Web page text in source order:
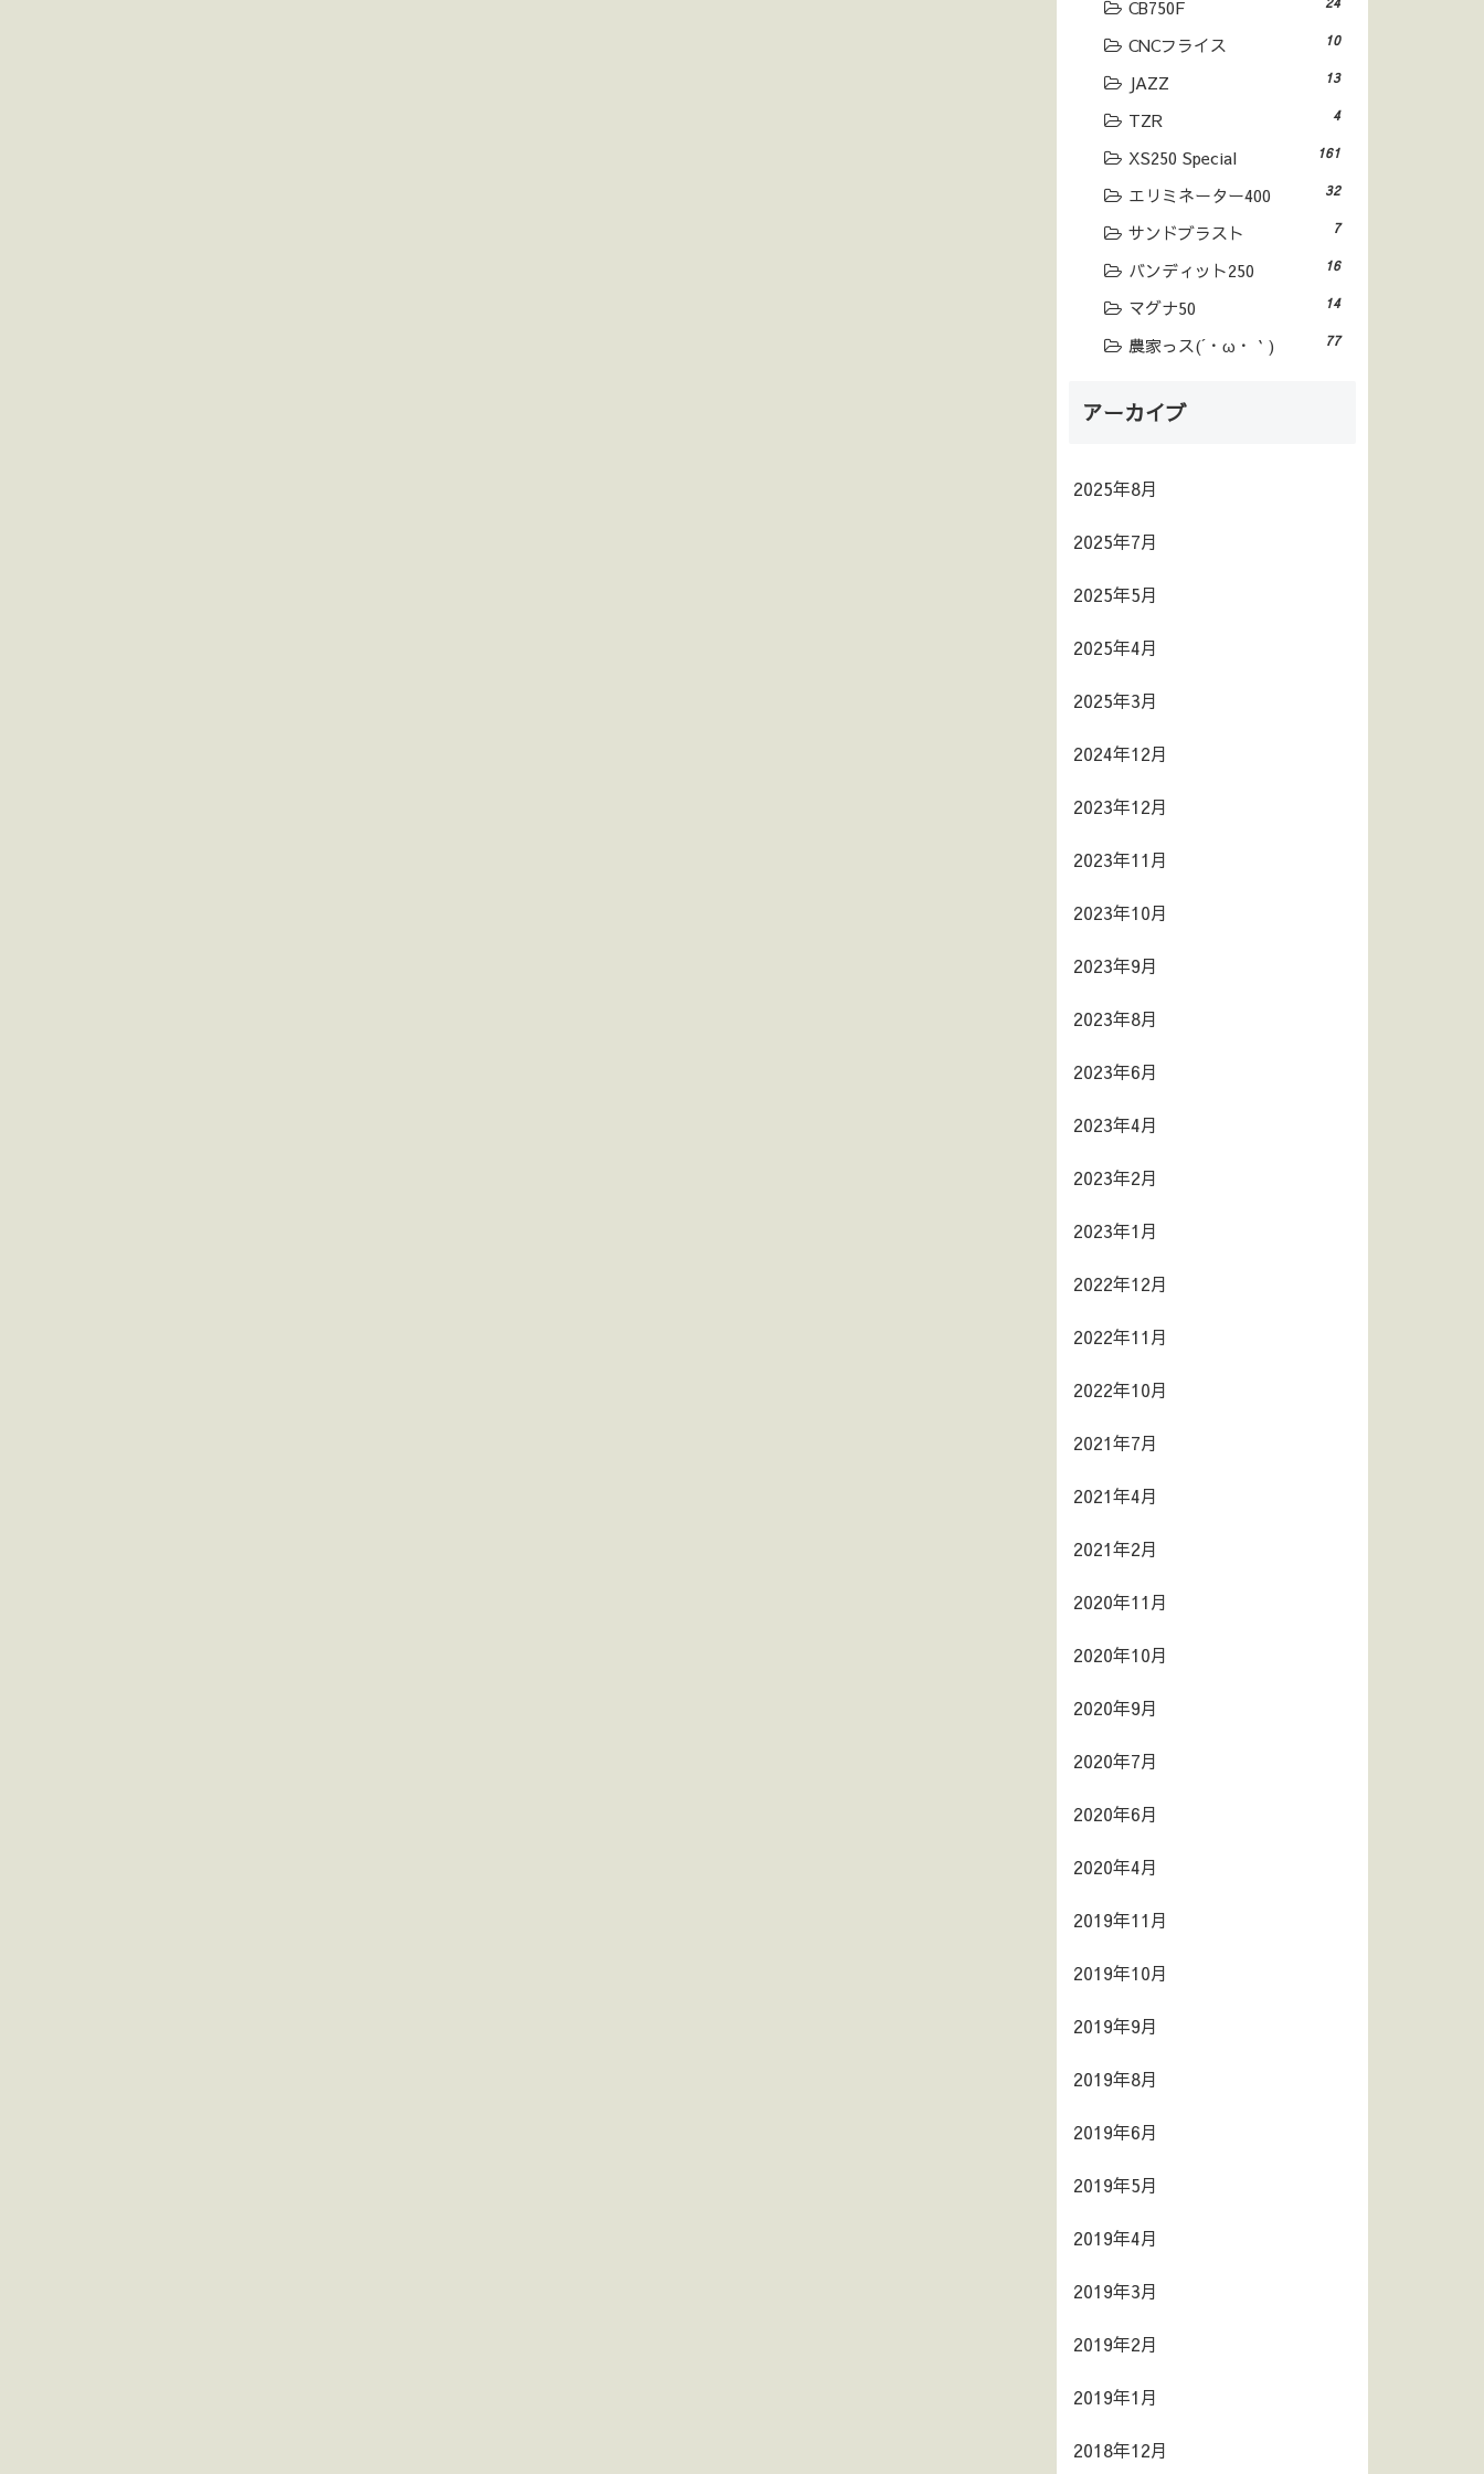
CB750F
CNCフライス 10
JAZZ 13
TZR 4
XS250 Special 161
エリミネーター400 32
サンドブラスト 7
バンディット250 16
マグナ50 14
農家っス(´・ω・｀) 77
アーカイブ
2025年8月
2025年7月
2025年5月
2025年4月
2025年3月
2024年12月
2023年12月
2023年11月
2023年10月
2023年9月
2023年8月
2023年6月
2023年4月
2023年2月
2023年1月
2022年12月
2022年11月
2022年10月
2021年7月
2021年4月
2021年2月
2020年11月
2020年10月
2020年9月
2020年7月
2020年6月
2020年4月
2019年11月
2019年10月
2019年9月
2019年8月
2019年6月
2019年5月
2019年4月
2019年3月
2019年2月
2019年1月
2018年12月